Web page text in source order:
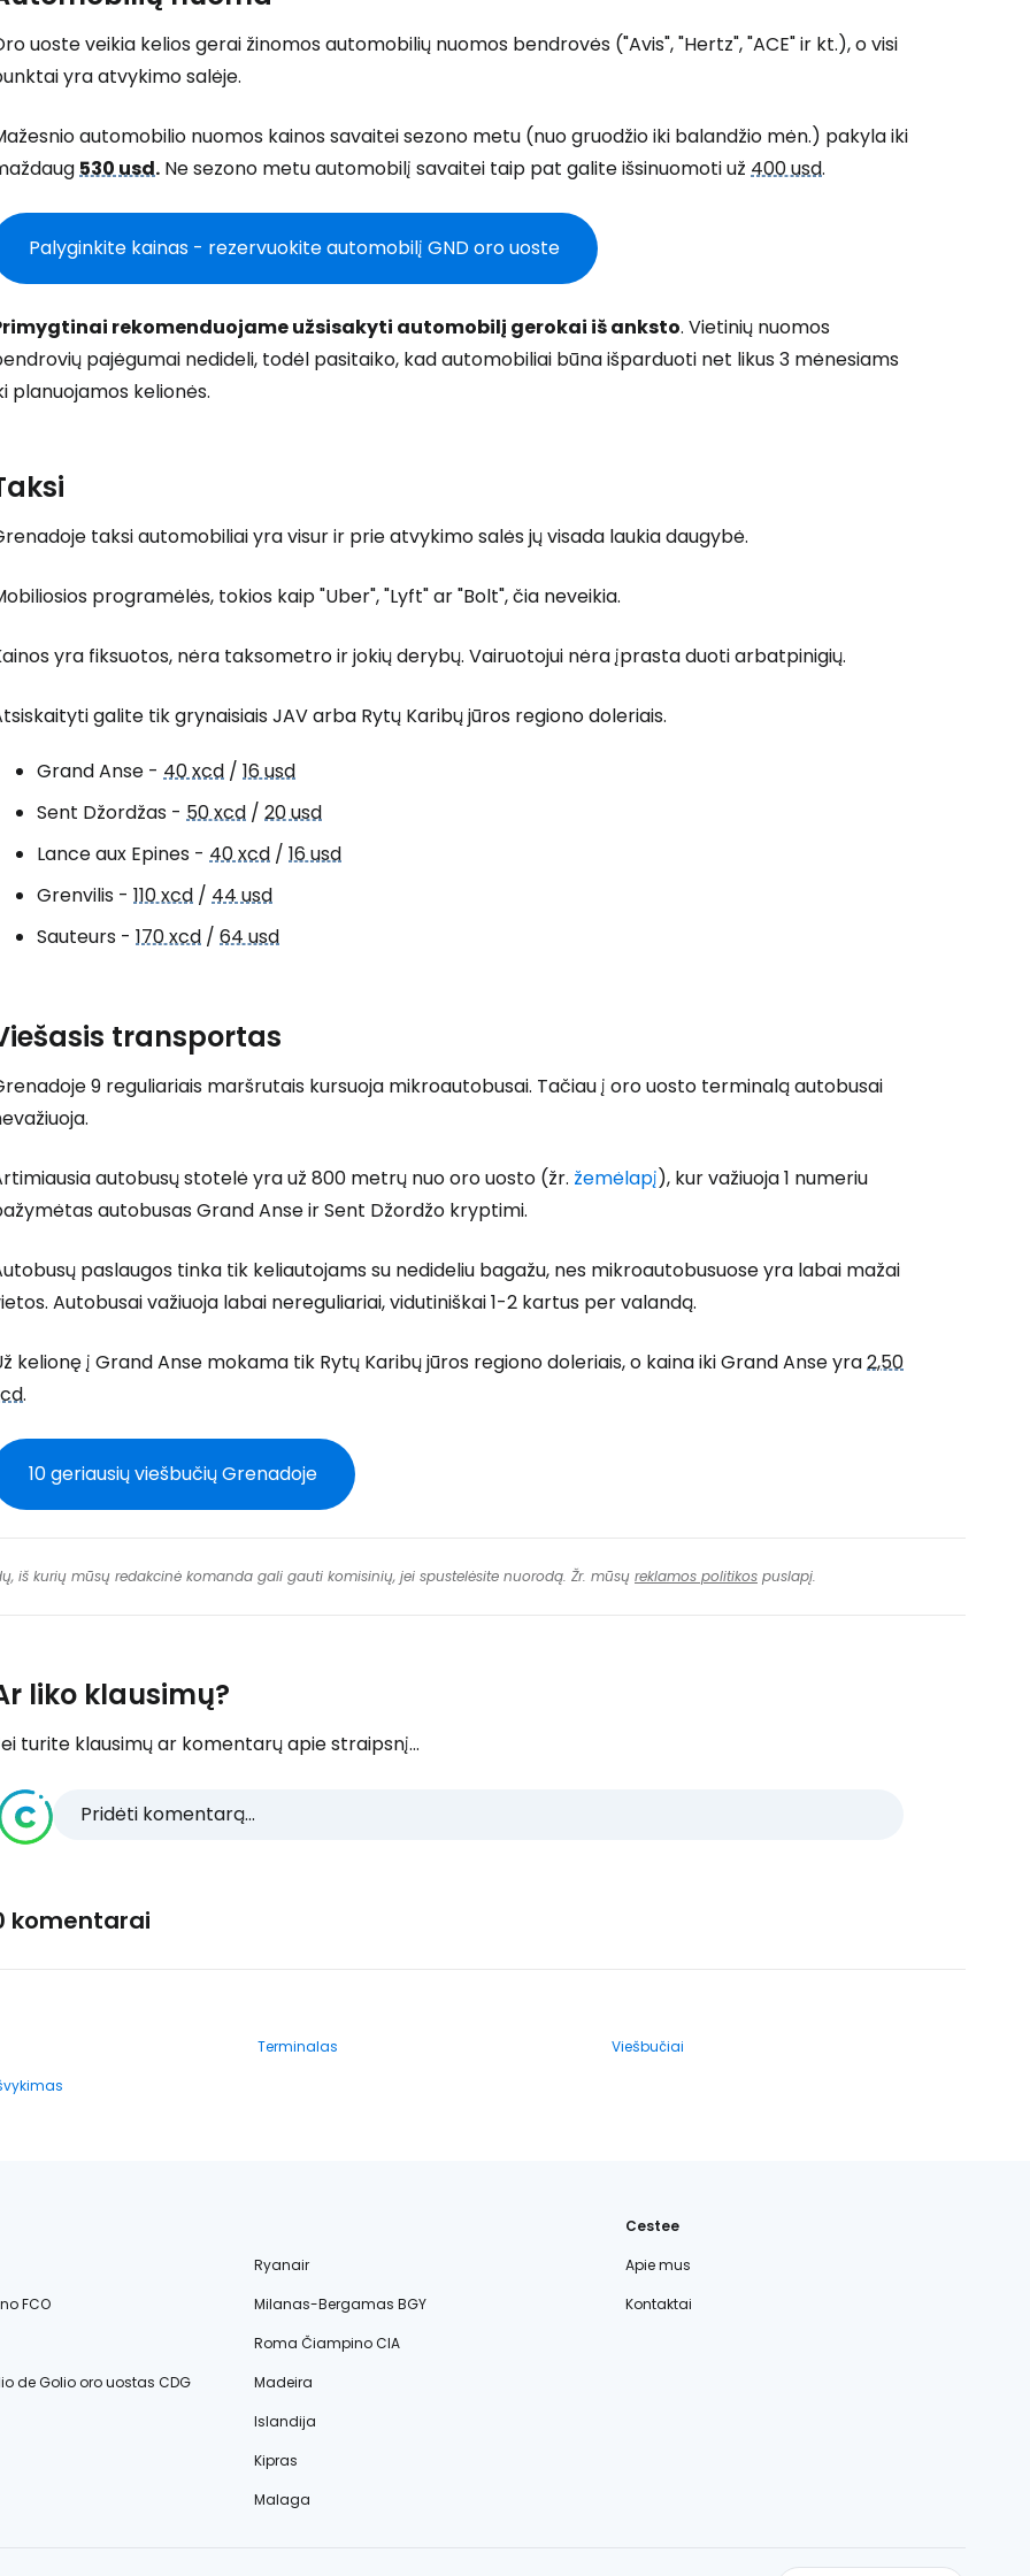
uoste veikia kelios gerai žinomos automobilių nuomos bendrovės ("Avis", "Hertz", "ACE" ir kt.), o visi
yra atvykimo salėje.
automobilio nuomos kainos savaitei sezono metu (nuo gruodžio iki balandžio mėn.) pakyla iki
530 usd. Ne sezono metu automobilį savaitei taip pat galite išsinuomoti už 400 usd.
Palyginkite kainas - rezervuokite automobilį GND oro uoste
rekomenduojame užsisakyti automobilį gerokai iš anksto. Vietinių nuomos
pajėgumai nedideli, todėl pasitaiko, kad automobiliai būna išparduoti net likus 3 mėnesiams
planuojamos kelionės.
taksi automobiliai yra visur ir prie atvykimo salės jų visada laukia daugybė.
programėlės, tokios kaip "Uber", "Lyft" ar "Bolt", čia neveikia.
yra fiksuotos, nėra taksometro ir jokių derybų. Vairuotojui nėra įprasta duoti arbatpinigių.
galite tik grynaisiais JAV arba Rytų Karibų jūros regiono doleriais.
Grand Anse - 40 xcd / 16 usd
Sent Džordžas - 50 xcd / 20 usd
Lance aux Epines - 40 xcd / 16 usd
Grenvilis - 110 xcd / 44 usd
Sauteurs - 170 xcd / 64 usd
transportas
9 reguliariais maršrutais kursuoja mikroautobusai. Tačiau į oro uosto terminalą autobusai
autobusų stotelė yra už 800 metrų nuo oro uosto (žr. žemėlapį), kur važiuoja 1 numeriu
autobusas Grand Anse ir Sent Džordžo kryptimi.
paslaugos tinka tik keliautojams su nedideliu bagažu, nes mikroautobusuose yra labai mažai
Autobusai važiuoja labai nereguliariai, vidutiniškai 1-2 kartus per valandą.
kelionę į Grand Anse mokama tik Rytų Karibų jūros regiono doleriais, o kaina iki Grand Anse yra2,50
.
10 geriausių viešbučių Grenadoje
iš kurių mūsų redakcinė komanda gali gauti komisinių, jei spustelėsite nuorodą. Žr. mūsų reklamos politikos puslapį.
liko klausimų?
turite klausimų ar komentarų apie straipsnį...
Pridėti komentarą...
komentarai
Terminalas
Viešbučiai
Ryanair
FCO
Milanas-Bergamas BGY
Roma Čiampino CIA
de Golio oro uostas CDG
Madeira
Islandija
Kipras
Malaga
Cestee
Apie mus
Kontaktai
cestee.com
Prisijunkite prie Cestee
Tęsti su Google
Tęsti el. paštu